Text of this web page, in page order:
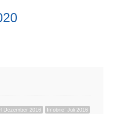
Dezember 2016 Infobrief Juli 2016